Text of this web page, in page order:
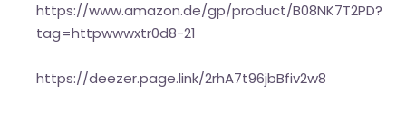
https://www.amazon.de/gp/product/B08NK7T2PD?
tag=httpwwwxtr0d8-21
https://deezer.page.link/2rhA7t96jbBfiv2w8